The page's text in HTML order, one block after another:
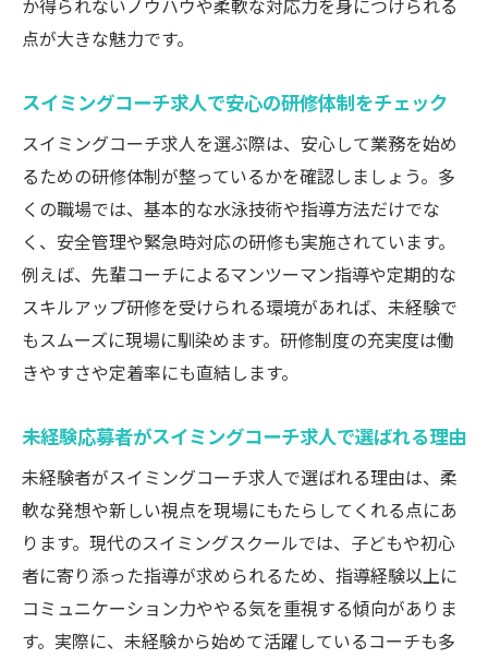
か得られないノウハウや柔軟な対応力を身につけられる
点が大きな魅力です。
スイミングコーチ求人で安心の研修体制をチェック
スイミングコーチ求人を選ぶ際は、安心して業務を始め
るための研修体制が整っているかを確認しましょう。多
くの職場では、基本的な水泳技術や指導方法だけでな
く、安全管理や緊急時対応の研修も実施されています。
例えば、先輩コーチによるマンツーマン指導や定期的な
スキルアップ研修を受けられる環境があれば、未経験で
もスムーズに現場に馴染めます。研修制度の充実度は働
きやすさや定着率にも直結します。
未経験応募者がスイミングコーチ求人で選ばれる理由
未経験者がスイミングコーチ求人で選ばれる理由は、柔
軟な発想や新しい視点を現場にもたらしてくれる点にあ
ります。現代のスイミングスクールでは、子どもや初心
者に寄り添った指導が求められるため、指導経験以上に
コミュニケーション力ややる気を重視する傾向がありま
す。実際に、未経験から始めて活躍しているコーチも多